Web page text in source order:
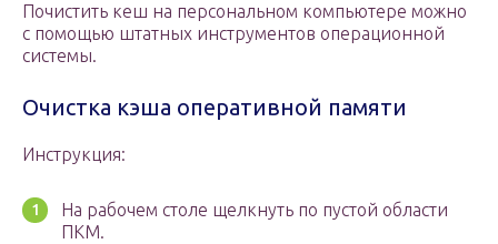
Почистить кеш на персональном компьютере можно
с помощью штатных инструментов операционной
системы.
Очистка кэша оперативной памяти
Инструкция:
На рабочем столе щелкнуть по пустой области
ПКМ.